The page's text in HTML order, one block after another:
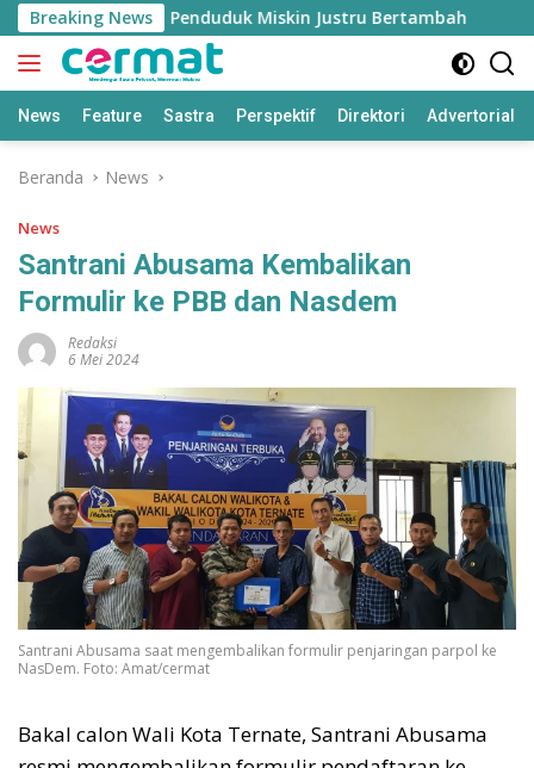
Langsung
ke
konten
Breaking News
Tinggi, Penduduk Miskin Justru Bertambah
News Feature Sastra Perspektif Direktori Advertorial
Beranda News
News
Santrani Abusama Kembalikan
Formulir ke PBB dan Nasdem
Redaksi
6 Mei 2024
Santrani Abusama saat mengembalikan formulir penjaringan parpol ke
NasDem. Foto: Amat/cermat
Bakal calon Wali Kota Ternate, Santrani Abusama